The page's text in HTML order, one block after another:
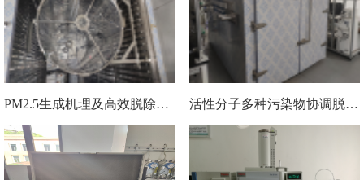
PM2.5生成机理及高效脱除试验装置 活性分子多种污染物协调脱除试验台